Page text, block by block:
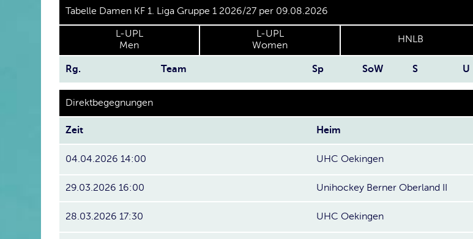
Tabelle Damen KF 1. Liga Gruppe 1 2026/27 per 09.08.2026
L-UPL
Men
L-UPL
Women
HNLB
Rg. Team Sp SoW S U
Direktbegegnungen
Zeit Heim
04.04.2026 14:00 UHC Oekingen
29.03.2026 16:00 Unihockey Berner Oberland II
28.03.2026 17:30 UHC Oekingen